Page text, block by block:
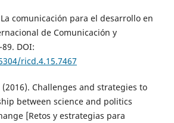
comunicación para el desarrollo en
de Comunicación y
DOI:
ricd.4.15.7467
(2016). Challenges and strategies to
between science and politics
[Retos y estrategias para